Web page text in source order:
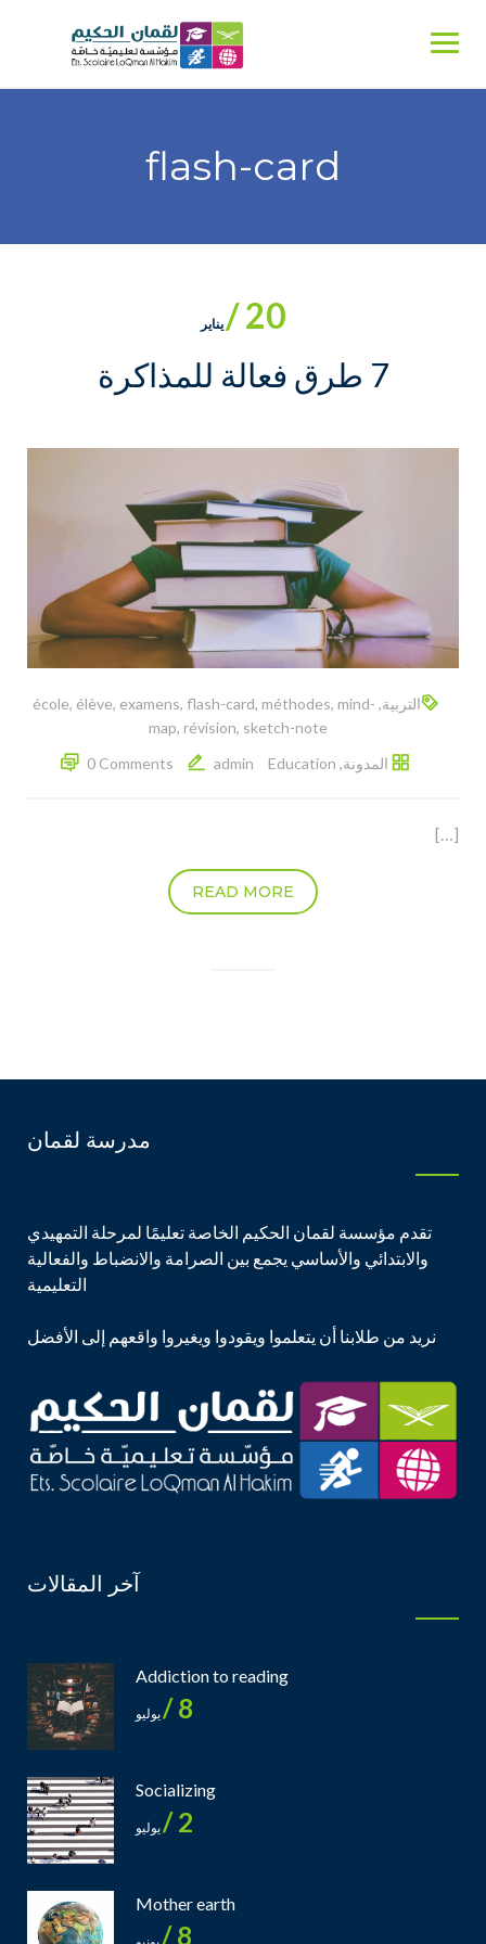
flash-card
20 / يناير
7 طرق فعالة للمذاكرة
التربية,
école, élève, examens, flash-card, méthodes, mind-
map, révision, sketch-note
المدونة,
Education
admin
0 Comments
[…]
READ MORE
مدرسة لقمان
تقدم مؤسسة لقمان الحكيم الخاصة تعليمًا لمرحلة التمهيدي
والابتدائي والأساسي يجمع بين الصرامة والانضباط والفعالية
التعليمية
نريد من طلابنا أن يتعلموا ويقودوا ويغيروا واقعهم إلى الأفضل
آخر المقالات
Addiction to reading
8 / يوليو
Socializing
2 / يوليو
Mother earth
8 /